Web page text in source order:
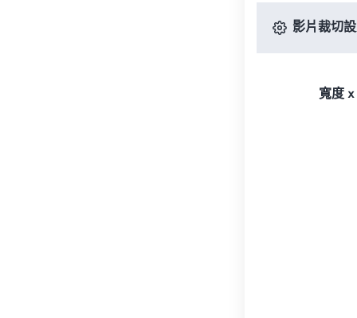
影片裁切
寬度